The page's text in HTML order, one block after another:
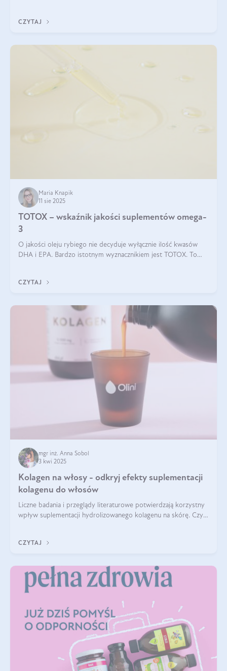
CZYTAJ
Maria Knapik
11 sie 2025
TOTOX – wskaźnik jakości suplementów omega-
3
O jakości oleju rybiego nie decyduje wyłącznie ilość kwasów
DHA i EPA. Bardzo istotnym wyznacznikiem jest TOTOX. To
CZYTAJ
mgr inż. Anna Sobol
3 kwi 2025
Kolagen na włosy - odkryj efekty suplementacji
kolagenu do włosów
Liczne badania i przeglądy literaturowe potwierdzają korzystny
wpływ suplementacji hydrolizowanego kolagenu na skórę. Czy
CZYTAJ